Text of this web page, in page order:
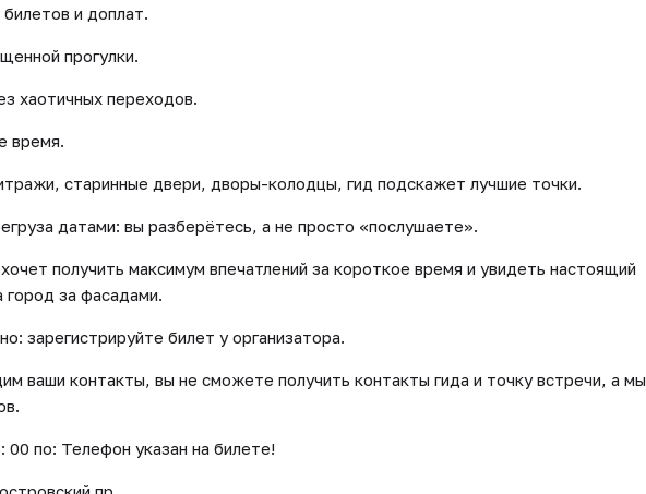
и доплат.
прогулки.
хаотичных переходов.
время.
старинные двери, дворы-колодцы, гид подскажет лучшие точки.
датами: вы разберётесь, а не просто «послушаете».
получить максимум впечатлений за короткое время и увидеть настоящий
за фасадами.
зарегистрируйте билет у организатора.
ваши контакты, вы не сможете получить контакты гида и точку встречи, а мы
00 по: Телефон указан на билете!